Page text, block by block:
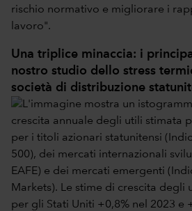
rischio normativo e migliorare i
lavoro".
Una triplice minaccia: i
nostro studio dello stress
società di distribuzione